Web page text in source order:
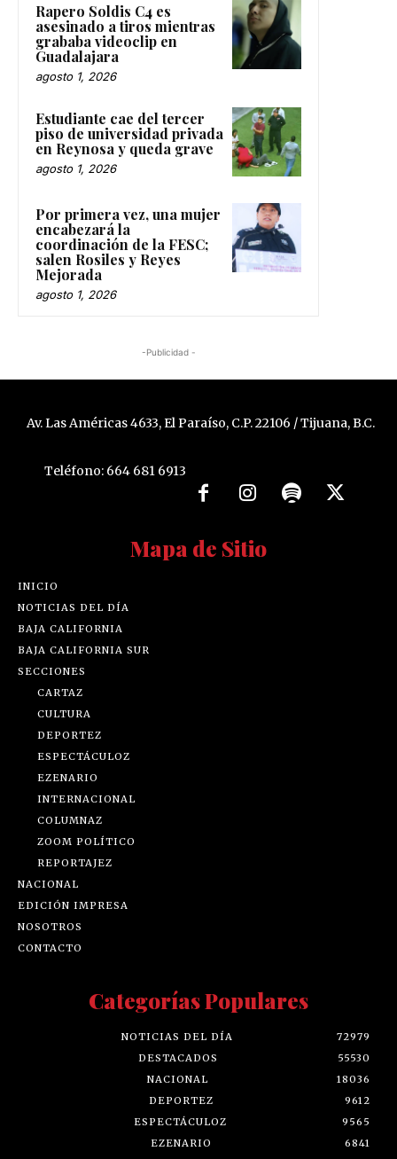
Rapero Soldis C4 es
asesinado a tiros mientras
grababa videoclip en
Guadalajara
agosto 1, 2026
Estudiante cae del tercer
piso de universidad privada
en Reynosa y queda grave
agosto 1, 2026
Por primera vez, una mujer
encabezará la
coordinación de la FESC;
salen Rosiles y Reyes
Mejorada
agosto 1, 2026
-Publicidad -
Av. Las Américas 4633, El Paraíso, C.P. 22106 / Tijuana, B.C.
Teléfono: 664 681 6913
Mapa de Sitio
INICIO
NOTICIAS DEL DÍA
BAJA CALIFORNIA
BAJA CALIFORNIA SUR
SECCIONES
CARTAZ
CULTURA
DEPORTEZ
ESPECTÁCULOZ
EZENARIO
INTERNACIONAL
COLUMNAZ
ZOOM POLÍTICO
REPORTAJEZ
NACIONAL
EDICIÓN IMPRESA
NOSOTROS
CONTACTO
Categorías Populares
NOTICIAS DEL DÍA
72979
DESTACADOS
55530
NACIONAL
18036
DEPORTEZ
9612
ESPECTÁCULOZ
9565
EZENARIO
6841